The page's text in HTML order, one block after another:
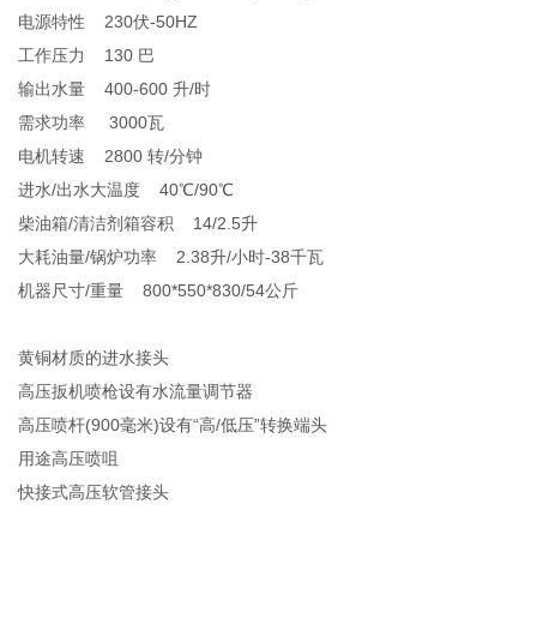
电源特性 230伏-50HZ
工作压力 130 巴
输出水量 400-600 升/时
需求功率 3000瓦
电机转速 2800 转/分钟
进水/出水大温度 40℃/90℃
柴油箱/清洁剂箱容积 14/2.5升
大耗油量/锅炉功率 2.38升/小时-38千瓦
机器尺寸/重量 800*550*830/54公斤
黄铜材质的进水接头
高压扳机喷枪设有水流量调节器
高压喷杆(900毫米)设有“高/低压”转换端头
用途高压喷咀
快接式高压软管接头